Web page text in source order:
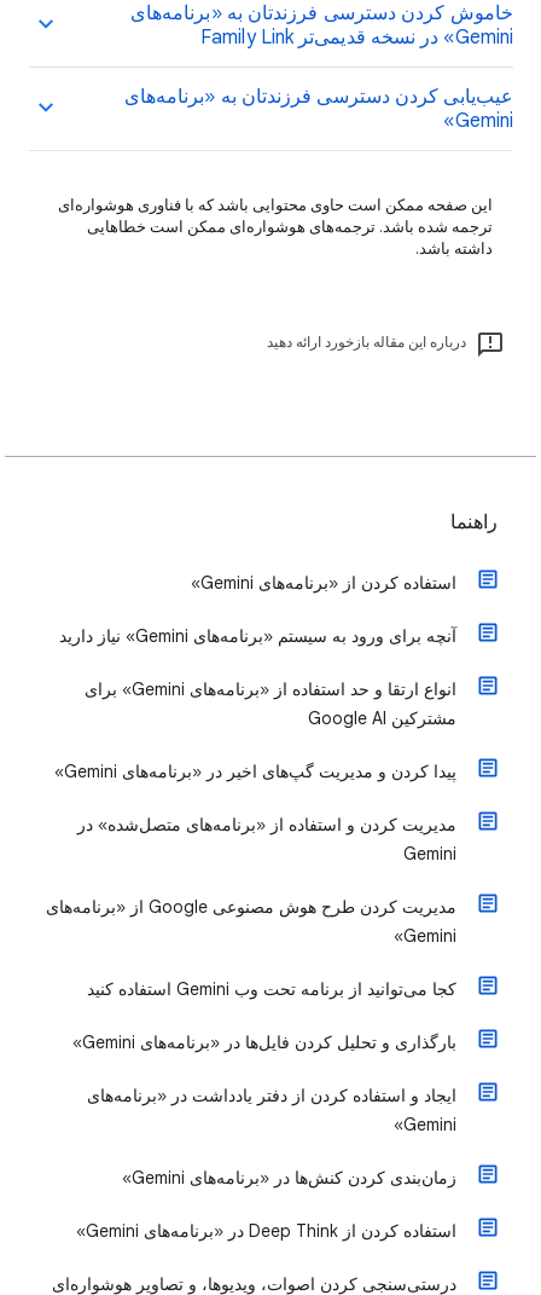
خاموش کردن دسترسی فرزندتان به «برنامه‌های
Gemini» در نسخه قدیمی‌تر Family Link
عیب‌یابی کردن دسترسی فرزندتان به «برنامه‌های
Gemini»
این صفحه ممکن است حاوی محتوایی باشد که با فناوری هوشواره‌ای
ترجمه شده باشد. ترجمه‌های هوشواره‌ای ممکن است خطاهایی
داشته باشد.
درباره این مقاله بازخورد ارائه دهید
راهنما
استفاده کردن از «برنامه‌های Gemini»
آنچه برای ورود به سیستم «برنامه‌های Gemini» نیاز دارید
انواع ارتقا و حد استفاده از «برنامه‌های Gemini» برای
مشترکین Google AI
پیدا کردن و مدیریت گپ‌های اخیر در «برنامه‌های Gemini»
مدیریت کردن و استفاده از «برنامه‌های متصل‌شده» در
Gemini
مدیریت کردن طرح هوش مصنوعی Google از «برنامه‌های
Gemini»
کجا می‌توانید از برنامه تحت وب Gemini استفاده کنید
بارگذاری و تحلیل کردن فایل‌ها در «برنامه‌های Gemini»
ایجاد و استفاده کردن از دفتر یادداشت در «برنامه‌های
Gemini»
زمان‌بندی کردن کنش‌ها در «برنامه‌های Gemini»
استفاده کردن از Deep Think در «برنامه‌های Gemini»
درستی‌سنجی کردن اصوات، ویدیوها، و تصاویر هوشواره‌ای